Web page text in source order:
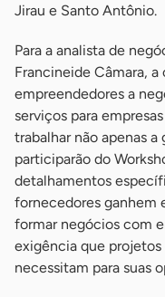
Jirau e Santo Antônio.
Para a analista de
Francineide Câmara,
empreendedores a
serviços para
trabalhar não apenas a
participarão do
detalhamentos
fornecedores ganhem
formar negócios com
exigência que
necessitam para suas